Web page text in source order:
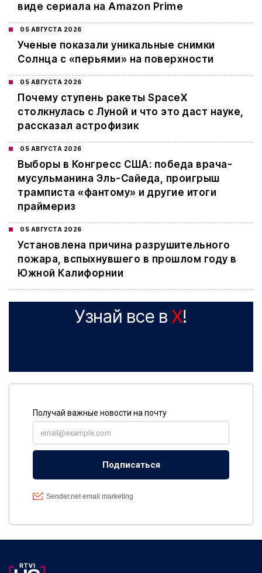
виде сериала на Amazon Prime
05 АВГУСТА 2026
Ученые показали уникальные снимки
Солнца с «перьями» на поверхности
05 АВГУСТА 2026
Почему ступень ракеты SpaceX
столкнулась с Луной и что это даст науке,
рассказал астрофизик
05 АВГУСТА 2026
Выборы в Конгресс США: победа врача-
мусульманина Эль-Сайеда, проигрыш
трамписта «фантому» и другие итоги
праймериз
05 АВГУСТА 2026
Установлена причина разрушительного
пожара, вспыхнувшего в прошлом году в
Южной Калифорнии
Узнай все в X!